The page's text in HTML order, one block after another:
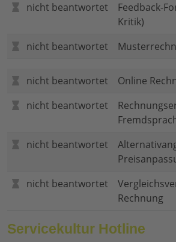
nicht beantwortet
Feedback-
Kritik)
nicht beantwortet
nicht beantwortet
Online
nicht beantwortet
nicht beantwortet
nicht beantwortet
Rechnung
Servicekultur Hotline